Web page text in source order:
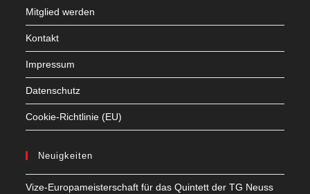
Mitglied werden
Kontakt
Impressum
Datenschutz
Cookie-Richtlinie (EU)
Neuigkeiten
Vize-Europameisterschaft für das Quintett der TG Neuss